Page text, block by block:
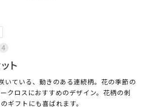
ト
いている、動きのある連続柄。花の季節の
クロスにおすすめのデザイン。花柄の刺
ギフトにも喜ばれます。